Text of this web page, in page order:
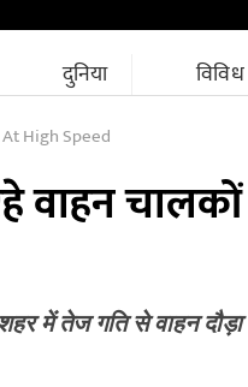
दुनिया विविध
High Speed
वाहन
में तेज गति से वाहन